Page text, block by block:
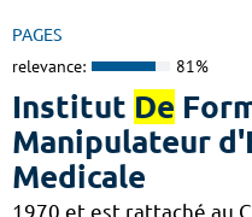
PAGES
relevance: 81%
Institut De
Manipulateur
Medicale
1970 et est rattaché au